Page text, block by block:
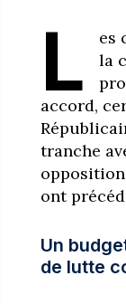
L
es
la
accord,
tranche
ont
Un
de lutte